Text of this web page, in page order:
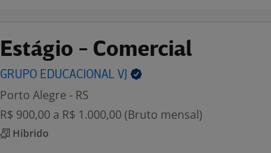
Estágio - Comercial
GRUPO EDUCACIONAL VJ
Porto Alegre - RS
R$ 900,00 a R$ 1.000,00 (Bruto mensal)
Híbrido